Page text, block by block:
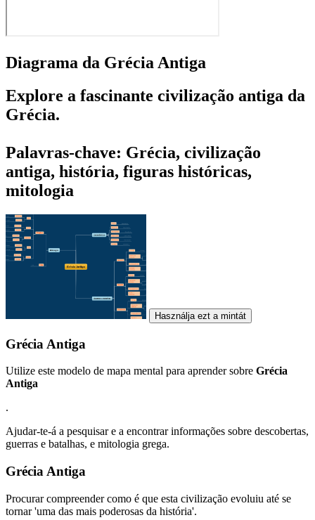
Diagrama da Grécia Antiga
Explore a fascinante civilização antiga da
Grécia.
Palavras-chave: Grécia, civilização
antiga, história, figuras históricas,
mitologia
Használja ezt a mintát
Grécia Antiga
Utilize este modelo de mapa mental para aprender sobre Grécia
Antiga
.
Ajudar-te-á a pesquisar e a encontrar informações sobre descobertas,
guerras e batalhas, e mitologia grega.
Grécia Antiga
Procurar compreender como é que esta civilização evoluiu até se
tornar 'uma das mais poderosas da história'.